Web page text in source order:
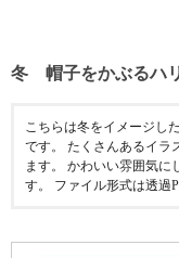
冬 帽子をかぶるハ
こちらは冬をイメージし
です。 たくさんあるイラ
ます。 かわいい雰囲気に
す。 ファイル形式は透過